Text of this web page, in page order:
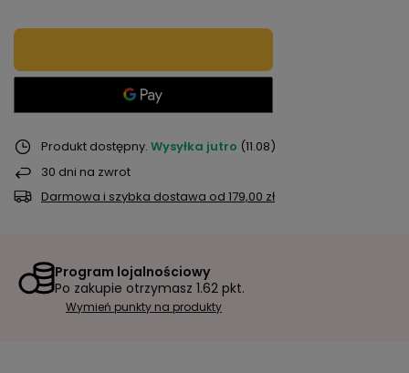
Produkt dostępny Wysyłka jutro (11.08)
30 dni na zwrot
Darmowa i szybka dostawa od 179,00 zł
Program lojalnościowy
Po zakupie otrzymasz 1.62 pkt.
Wymień punkty na produkty